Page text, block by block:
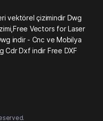
vektörel çizimindir Dwg
Vectors for Laser
indir - Cnc ve Mobilya
Cdr Dxf indir Free DXF